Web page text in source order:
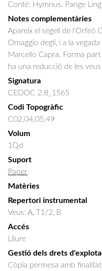
Conté: Hymnus. Pange
Notes complementàries
Apareix el segell de l'Orfeó
Omaggio degli, i a la
Marcello Capra. Forma
ha una reducció de les
Signatura
CEDOC 2.8_1565
Codi Topogràfic
C02.04.05.49
Volum
1Qd
Suport
Paper
Matèries
Repertori instrumental
Veus: A, T1/2, B
Accés
Lliure
Gestió dels drets
Còpia permesa amb